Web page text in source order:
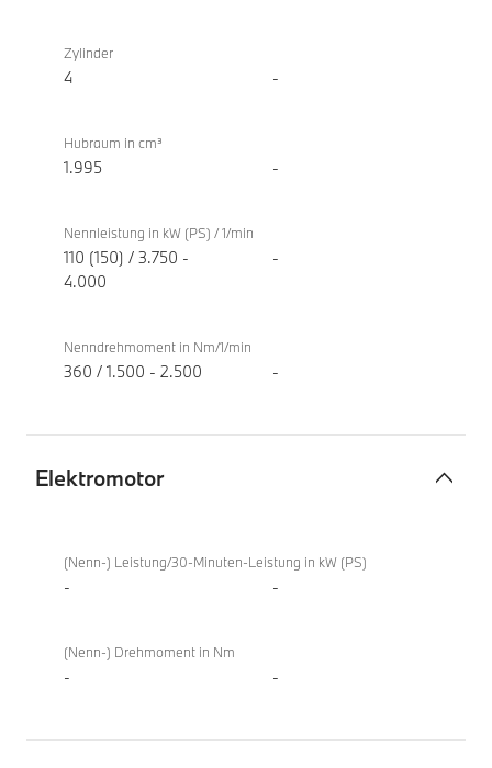
Turbo
Verbrennungsmotor
218d
Gran
Zylinder
4 -
Hubraum in cm³
1.995 -
Nennleistung in kW (PS) / 1/min
110 (150) / 3.750 -
4.000
-
Nenndrehmoment in Nm/1/min
360 / 1.500 - 2.500 -
Elektromotor
218d
Gran
(Nenn-) Leistung/30-Minuten-Leistung in kW (PS)
- -
(Nenn-) Drehmoment in Nm
- -